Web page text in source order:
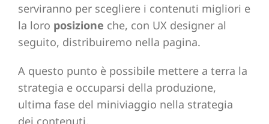
serviranno per scegliere i contenuti migliori e
la loro posizione che, con UX designer al
seguito, distribuiremo nella pagina.
A questo punto è possibile mettere a terra la
strategia e occuparsi della produzione,
ultima fase del miniviaggio nella strategia
dei contenuti.